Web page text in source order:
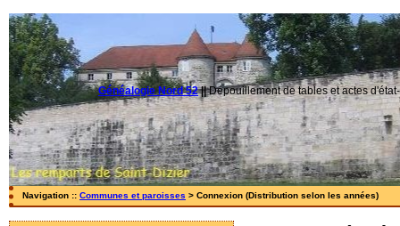
Généalogie Nord 52||Dépouillement de tables et actes
Navigation :: Communes et paroisses > Connexion (Distribution selon les années)